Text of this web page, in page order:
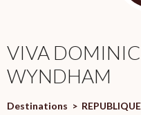
VIVA
WYNDHAM
Destinations >